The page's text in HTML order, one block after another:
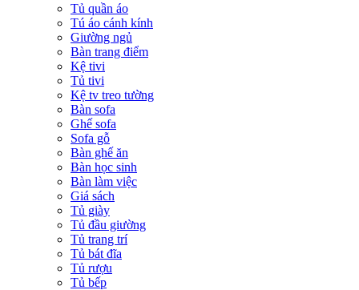
Tủ quần áo
Tú áo cánh kính
Giường ngủ
Bàn trang điểm
Kệ tivi
Tủ tivi
Kệ tv treo tường
Bàn sofa
Ghế sofa
Sofa gỗ
Bàn ghế ăn
Bàn học sinh
Bàn làm việc
Giá sách
Tủ giày
Tủ đầu giường
Tủ trang trí
Tủ bát đĩa
Tủ rượu
Tủ bếp